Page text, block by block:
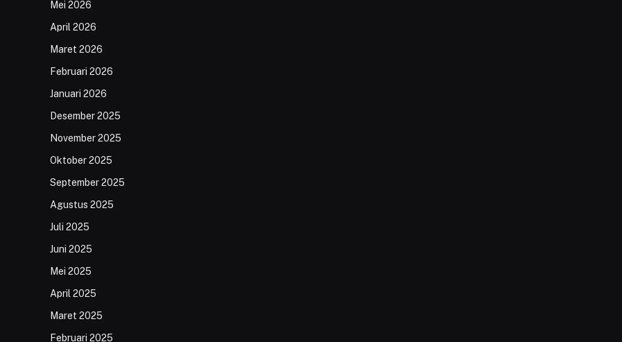
Mei 2026
April 2026
Maret 2026
Februari 2026
Januari 2026
Desember 2025
November 2025
Oktober 2025
September 2025
Agustus 2025
Juli 2025
Juni 2025
Mei 2025
April 2025
Maret 2025
Februari 2025